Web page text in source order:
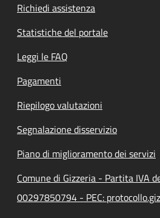
Richiedi assistenza
Statistiche del portale
Leggi le FAQ
Pagamenti
Riepilogo valutazioni
Segnalazione disservizio
Piano di miglioramento dei servizi
Comune di Gizzeria - Partita IVA
00297850794 - PEC: